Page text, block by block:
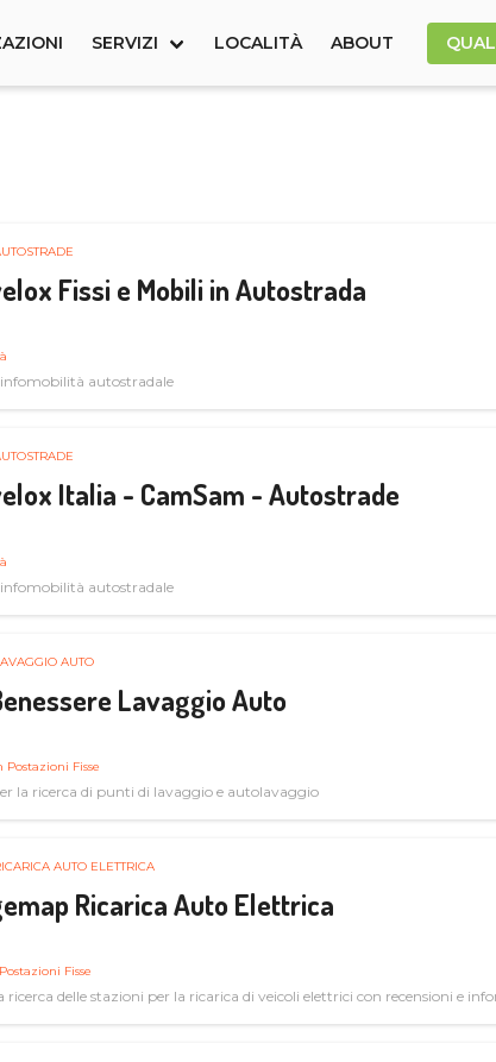
SERVIZI LOCALITÀ ABOUT
Fissi e Mobili in Autostrada
autostradale
Italia - CamSam - Autostrade
autostradale
AUTO
Lavaggio Auto
Postazioni Fisse
la ricerca di punti di lavaggio e autolavaggio
AUTO ELETTRICA
Ricarica Auto Elettrica
Fisse
ricerca delle stazioni per la ricarica di veicoli elettrici con recensioni e